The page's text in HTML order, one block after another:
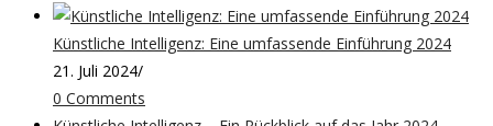
Künstliche Intelligenz: Eine umfassende Einführung 2024
21. Juli 2024/
0 Comments